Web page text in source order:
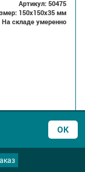
Артикул: 50475
150x150x35 мм
На складе умеренно
9 798₽
ОК